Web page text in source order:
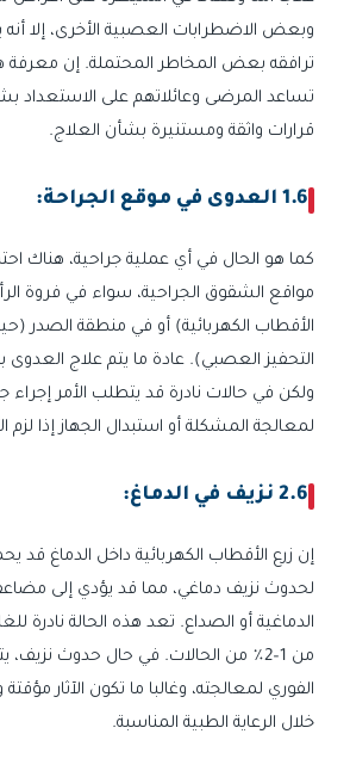
وبعض الاضطرابات العصبية الأخرى، إلا
ترافقه بعض المخاطر المحتملة. إن معرفة
تساعد المرضى وعائلاتهم على الاستعداد
قرارات واثقة ومستنيرة بشأن العلاج.
1.6 العدوى في موقع الجراحة:
كما هو الحال في أي عملية جراحية، هناك
مواقع الشقوق الجراحية، سواء في فروة
الأقطاب الكهربائية) أو في منطقة الصدر
التحفيز العصبي). عادة ما يتم علاج العدوى
ولكن في حالات نادرة قد يتطلب الأمر إجراء
لمعالجة المشكلة أو استبدال الجهاز إذا لزم
2.6 نزيف في الدماغ:
إن زرع الأقطاب الكهربائية داخل الدماغ
لحدوث نزيف دماغي، مما قد يؤدي إلى
الدماغية أو الصداع. تعد هذه الحالة نادرة
من 1–2٪ من الحالات. في حال حدوث نزيف،
الفوري لمعالجته، وغالبا ما تكون الآثار
خلال الرعاية الطبية المناسبة.